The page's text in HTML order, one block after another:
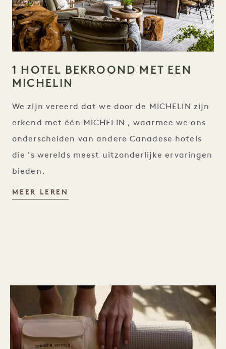
1 HOTEL BEKROOND MET EEN
MICHELIN
We zijn vereerd dat we door de MICHELIN zijn
erkend met één MICHELIN , waarmee we ons
onderscheiden van andere Canadese hotels
die 's werelds meest uitzonderlijke ervaringen
bieden.
MEER LEREN